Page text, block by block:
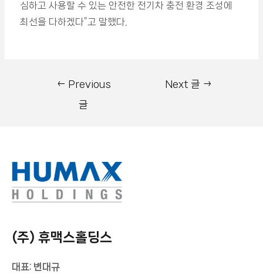
심하고 사용할 수 있는 안전한 전기차 충전 환경 조성에
최선을 다하겠다”고 말했다.
← Previous
글
Next 글 →
(주) 휴맥스홀딩스
대표: 변대규